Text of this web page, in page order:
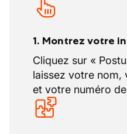
À cela s’ajoutent
compensatoire
jours de
fonction de
et selon les
1. Montrez votre
Cliquez sur «
laissez votre nom,
et votre numéro